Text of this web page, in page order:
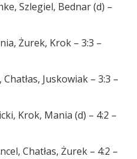
Szlegiel, Bednar (d) –
Żurek, Krok – 3:3 –
Juskowiak – 3:3 –
Krok, Mania (d) – 4:2 –
Chatłas, Żurek – 4:2 –